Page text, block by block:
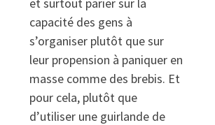
capacité des gens à
s’organiser plutôt que sur
leur propension à paniquer en
masse comme des brebis. Et
pour cela, plutôt que
d’utiliser une guirlande de